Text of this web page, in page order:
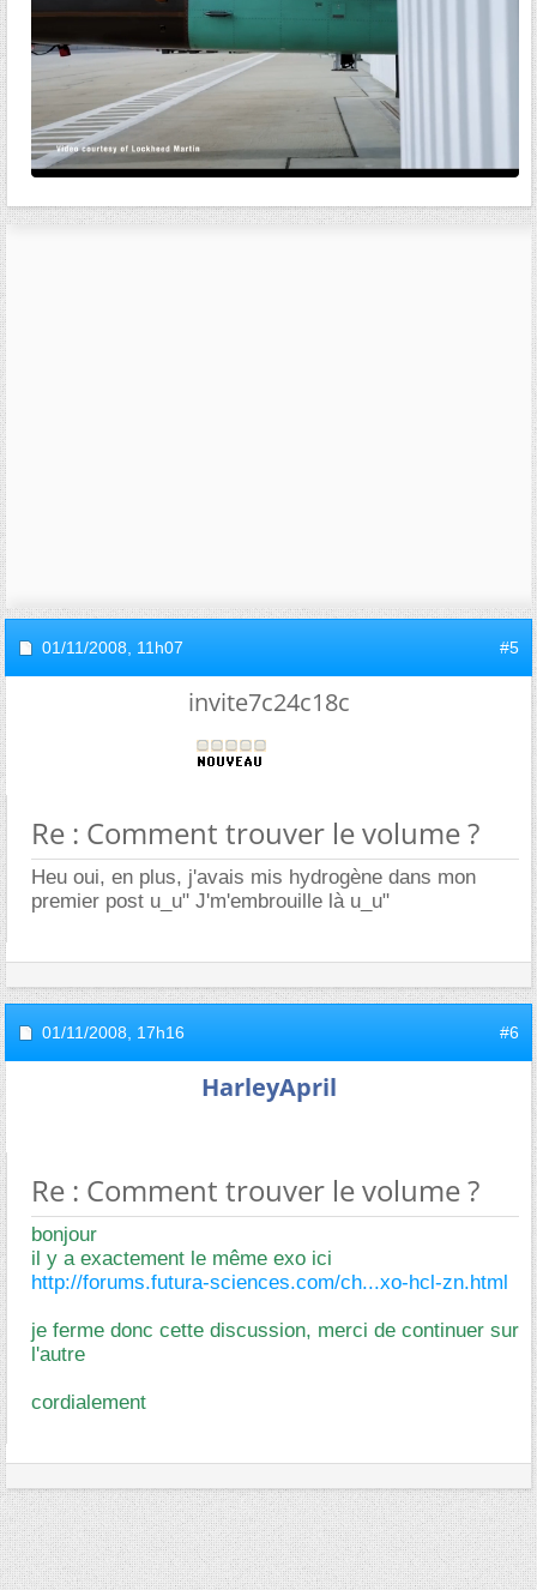
01/11/2008, 11h07 #5
invite7c24c18c
Re : Comment trouver le volume ?
Heu oui, en plus, j'avais mis hydrogène dans mon
premier post u_u" J'm'embrouille là u_u"
01/11/2008, 17h16 #6
HarleyApril
Re : Comment trouver le volume ?
bonjour
il y a exactement le même exo ici
http://forums.futura-sciences.com/ch...xo-hcl-zn.html
je ferme donc cette discussion, merci de continuer sur
l'autre
cordialement